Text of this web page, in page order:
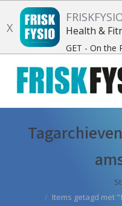
X Health &
GET - On the
Items getagd met